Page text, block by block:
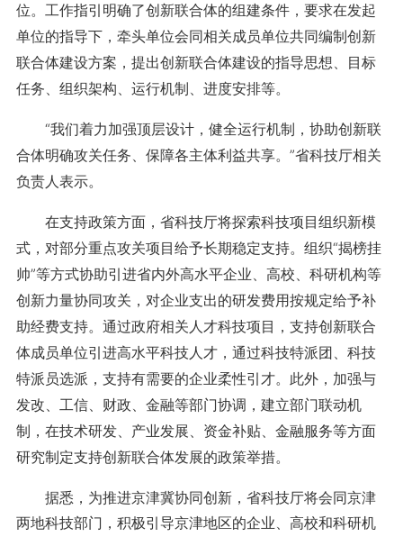
位。工作指引明确了创新联合体的组建条件，要求在发起
单位的指导下，牵头单位会同相关成员单位共同编制创新
联合体建设方案，提出创新联合体建设的指导思想、目标
任务、组织架构、运行机制、进度安排等。
“我们着力加强顶层设计，健全运行机制，协助创新联
合体明确攻关任务、保障各主体利益共享。”省科技厅相关
负责人表示。
在支持政策方面，省科技厅将探索科技项目组织新模
式，对部分重点攻关项目给予长期稳定支持。组织“揭榜挂
帅”等方式协助引进省内外高水平企业、高校、科研机构等
创新力量协同攻关，对企业支出的研发费用按规定给予补
助经费支持。通过政府相关人才科技项目，支持创新联合
体成员单位引进高水平科技人才，通过科技特派团、科技
特派员选派，支持有需要的企业柔性引才。此外，加强与
发改、工信、财政、金融等部门协调，建立部门联动机
制，在技术研发、产业发展、资金补贴、金融服务等方面
研究制定支持创新联合体发展的政策举措。
据悉，为推进京津冀协同创新，省科技厅将会同京津
两地科技部门，积极引导京津地区的企业、高校和科研机